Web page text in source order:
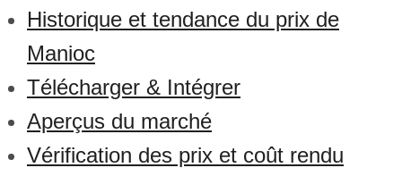
Historique et tendance du prix de
Manioc
Télécharger & Intégrer
Aperçus du marché
Vérification des prix et coût rendu